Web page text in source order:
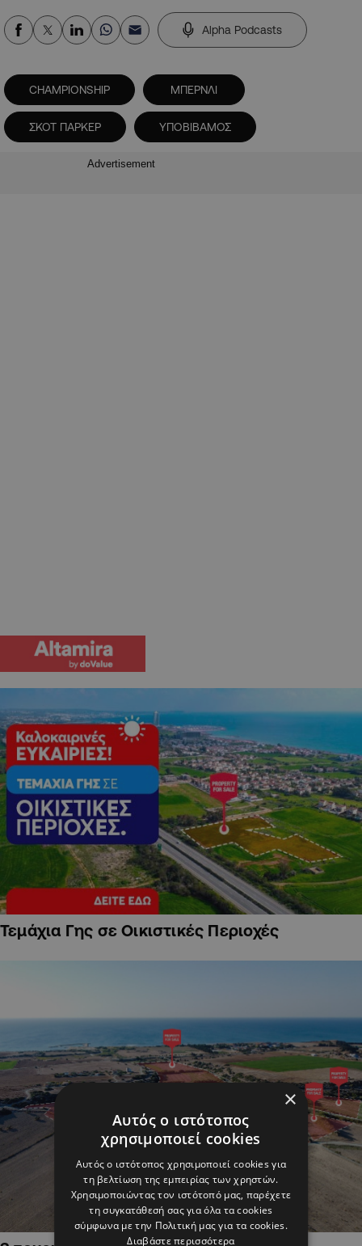
Alpha Podcasts
CHAMPIONSHIP ΜΠΕΡΝΛΙ
ΣΚΟΤ ΠΑΡΚΕΡ ΥΠΟΒΙΒΑΜΟΣ
Advertisement
Τεμάχια Γης σε Οικιστικές Περιοχές
×
Αυτός ο ιστότοπος
χρησιμοποιεί cookies
Αυτός ο ιστότοπος χρησιμοποιεί cookies για
τη βελτίωση της εμπειρίας των χρηστών.
Χρησιμοποιώντας τον ιστότοπό μας, παρέχετε
τη συγκατάθεσή σας για όλα τα cookies
σύμφωνα με την Πολιτική μας για τα cookies.
Διαβάστε περισσότερα